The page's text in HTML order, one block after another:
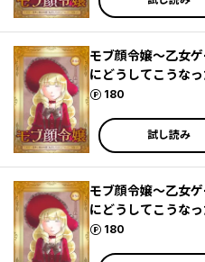
モブ顔令嬢～乙女
にどうしてこうな
180
ポイント
試し読み
モブ顔令嬢～乙女
にどうしてこうな
180
ポイント